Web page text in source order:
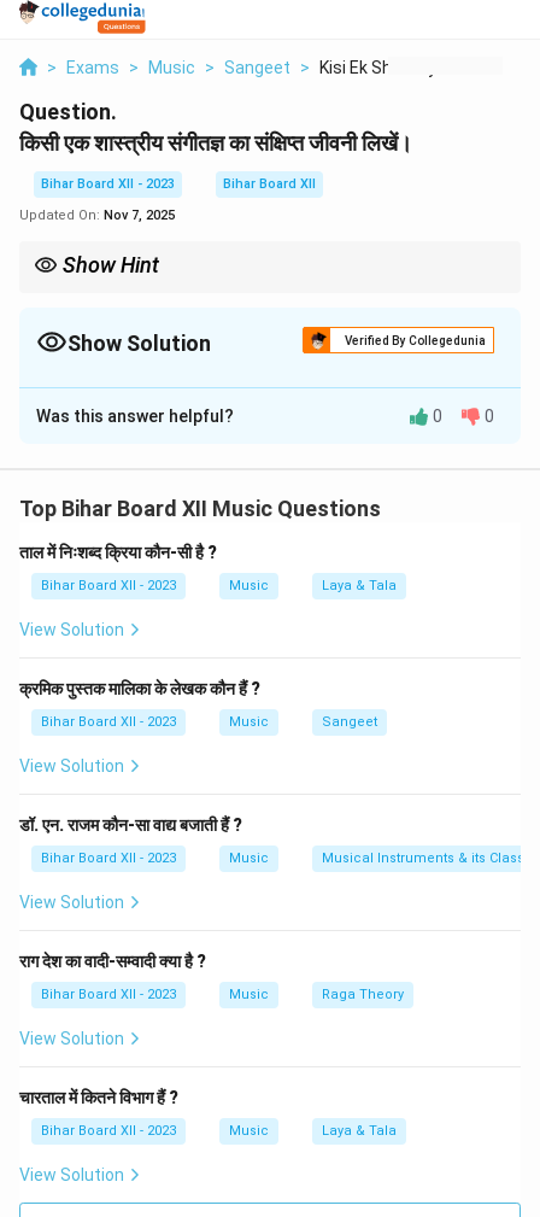
> Exams > Music > Sangeet > Kisi Ek Shastriya Sa...
Question.
किसी एक शास्त्रीय संगीतज्ञ का संक्षिप्त जीवनी लिखें।
Bihar Board XII - 2023
Bihar Board XII
Updated On: Nov 7, 2025
Show Hint
प्रसिद्ध किया।
Show Solution Verified By Collegedunia
Solution and Explanation
पं. भीमसेन जोशी(1922-2011) भारतीय शास्त्रीय संगीत के महान
रहे। उनका जन्म कर्नाटका राज्य के गडग में हुआ था। पं. भीमसेन जोशी
ने अपनी शिक्षा संगीत के प्रमुख गुरुओं से प्राप्त की, जिनमें पं. नाथ
त्रिपाठी और उस्ताद मियाँ अब्दुल करीम ख़ाँ शामिल थे। उनके गायन में
भक्ति रस और रागों की गहरी समझ थी। उन्होंने कर्नाटकी और
हिन्दुस्तानी संगीत दोनों ही शैलियों में प्रवीणता प्राप्त की और विशेष रूप
प्रदर्शन किया। पं. भीमसेन जोशी को उनकी कला के लिए अनेक सम्मान
प्राप्त हुए, जिसमें भारत रत्न, संगीत नाटक अकादमी पुरस्कार और
पद्मविभूषण जैसे सम्मान शामिल हैं। वे भारतीय शास्त्रीय संगीत के
Download Solution in PDF
Was this answer helpful? 0 0
Top Bihar Board XII Music Questions
ताल में निःशब्द क्रिया कौन-सी है ?
Bihar Board XII - 2023 Music Laya & Tala
View Solution
क्रमिक पुस्तक मालिका के लेखक कौन हैं ?
Bihar Board XII - 2023 Music Sangeet
View Solution
डॉ. एन. राजम कौन-सा वाद्य बजाती हैं ?
Bihar Board XII - 2023 Music Musical Instruments & its
View Solution
राग देश का वादी-सम्वादी क्या है ?
Bihar Board XII - 2023 Music Raga Theory
View Solution
चारताल में कितने विभाग हैं ?
Bihar Board XII - 2023 Music Laya & Tala
View Solution